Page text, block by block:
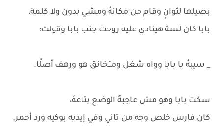
بصيلها لثوانٍ وقام من مكانهُ ومشي بدون ولا كلمة،
بابا كان لسة هينادي عليه روحت جنب بابا وقولت:
_ سيبهُ يا بابا وواه شغل ومتخانق هو ورهف أصلًا.
سكت بابا وهو مش عاجبهُ الوضع بتاعهُ،
كان فارس خلص وجه من تاني وفي إيديه بوكيه ورد أحمر.